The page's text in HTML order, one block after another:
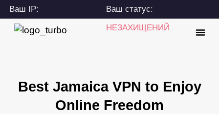
Ваш IP:
216.73.217.143
Ваш статус:
НЕЗАХИЩЕНИЙ
Best Jamaica VPN to Enjoy
Online Freedom